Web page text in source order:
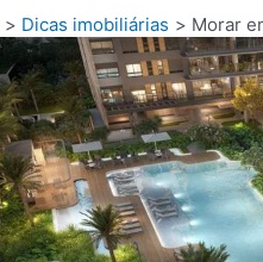
Dicas imobiliárias Morar